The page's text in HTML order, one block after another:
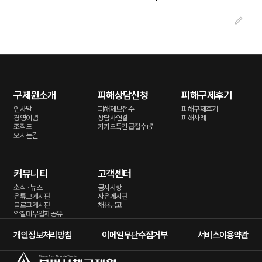
구제원소개
인사말
경영이념
조직도
오시는길
피해상담신청
피해제보접수
상담사연결
카카오톡긴급접수
피해구제후기
피해구제후기
피해사례
커뮤니티
소식 · 뉴스
유튜브게시판
블로그게시판
악질대부업자공유
고객센터
공지사항
자유게시판
채용공고
개인정보처리방침 이메일무단수집거부 서비스이용약관